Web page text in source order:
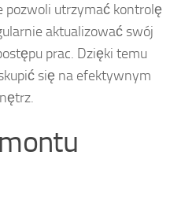
pozwoli utrzymać kontrolę
aktualizować swój
prac. Dzięki temu
się na efektywnym